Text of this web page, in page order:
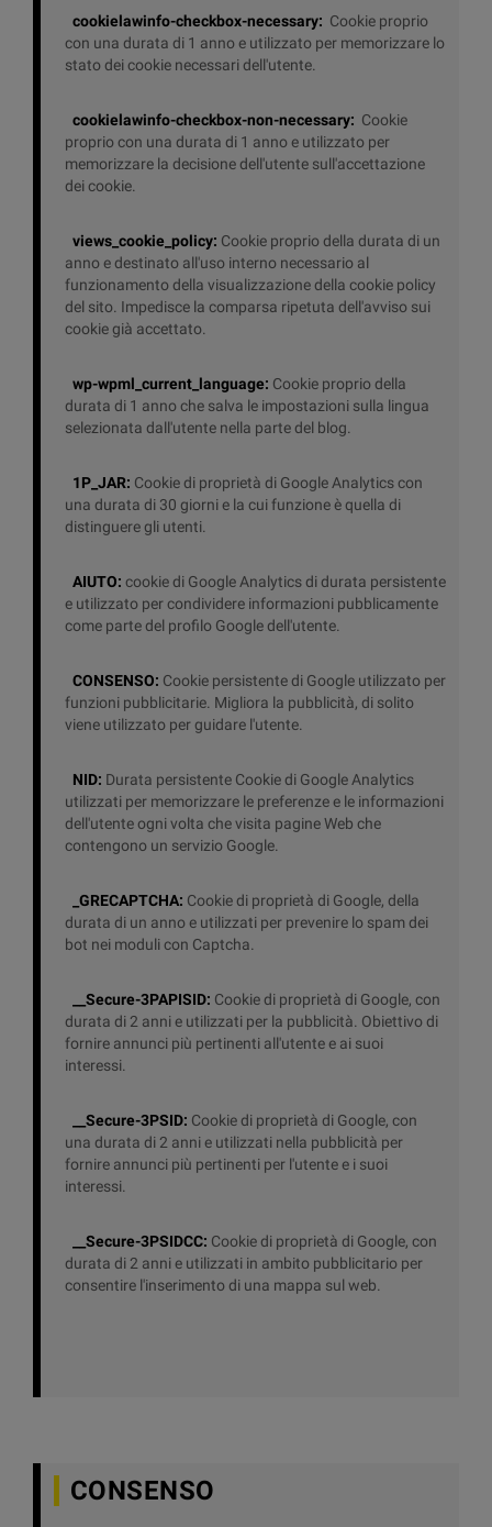
cookielawinfo-checkbox-necessary: ​​​​ Cookie proprio
con una durata di 1 anno e utilizzato per memorizzare lo
stato dei cookie necessari dell'utente.
cookielawinfo-checkbox-non-necessary: ​​​​ Cookie
proprio con una durata di 1 anno e utilizzato per
memorizzare la decisione dell'utente sull'accettazione
dei cookie.
views_cookie_policy: Cookie proprio della durata di un
anno e destinato all'uso interno necessario al
funzionamento della visualizzazione della cookie policy
del sito. Impedisce la comparsa ripetuta dell'avviso sui
cookie già accettato.
wp-wpml_current_language: Cookie proprio della
durata di 1 anno che salva le impostazioni sulla lingua
selezionata dall'utente nella parte del blog.
1P_JAR: Cookie di proprietà di Google Analytics con
una durata di 30 giorni e la cui funzione è quella di
distinguere gli utenti.
AIUTO:cookie di Google Analytics di durata persistente
e utilizzato per condividere informazioni pubblicamente
come parte del profilo Google dell'utente.
CONSENSO: Cookie persistente di Google utilizzato per
funzioni pubblicitarie. Migliora la pubblicità, di solito
viene utilizzato per guidare l'utente.
NID: Durata persistente Cookie di Google Analytics
utilizzati per memorizzare le preferenze e le informazioni
dell'utente ogni volta che visita pagine Web che
contengono un servizio Google.
_GRECAPTCHA: Cookie di proprietà di Google, della
durata di un anno e utilizzati per prevenire lo spam dei
bot nei moduli con Captcha.
__Secure-3PAPISID: Cookie di proprietà di Google, con
durata di 2 anni e utilizzati per la pubblicità. Obiettivo di
fornire annunci più pertinenti all'utente e ai suoi
interessi.
__Secure-3PSID: Cookie di proprietà di Google, con
una durata di 2 anni e utilizzati nella pubblicità per
fornire annunci più pertinenti per l'utente e i suoi
interessi.
__Secure-3PSIDCC: Cookie di proprietà di Google, con
durata di 2 anni e utilizzati in ambito pubblicitario per
consentire l'inserimento di una mappa sul web.
CONSENSO